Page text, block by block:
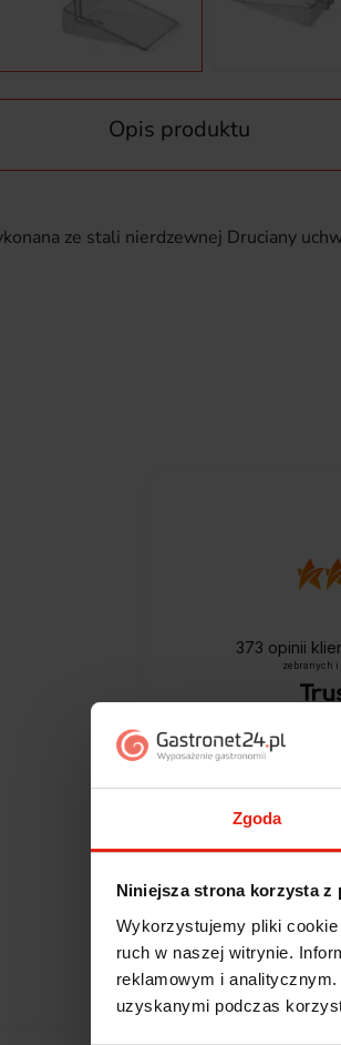
Zgoda
Niniejsza strona korzysta z
Wykorzystujemy pliki
ruch w naszej witrynie.
reklamowym i
uzyskanymi podczas
Opis produktu
ze stali nierdzewnej Druciany
373 opinii
zebranych
Jak zbieramy